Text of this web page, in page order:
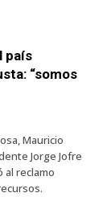
país
“somos
Mauricio
Jorge Jofre
al reclamo